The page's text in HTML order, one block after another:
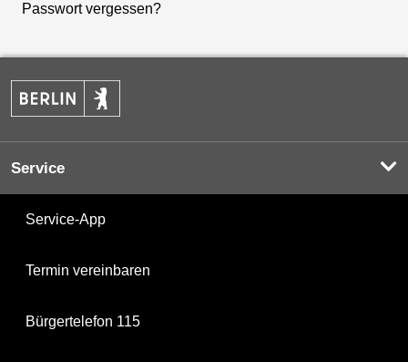
Passwort vergessen?
Service
Service-App
Termin vereinbaren
Bürgertelefon 115